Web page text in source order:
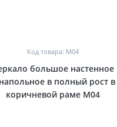
Код товара: М04
большое настенное
в полный рост в
коричневой раме М04